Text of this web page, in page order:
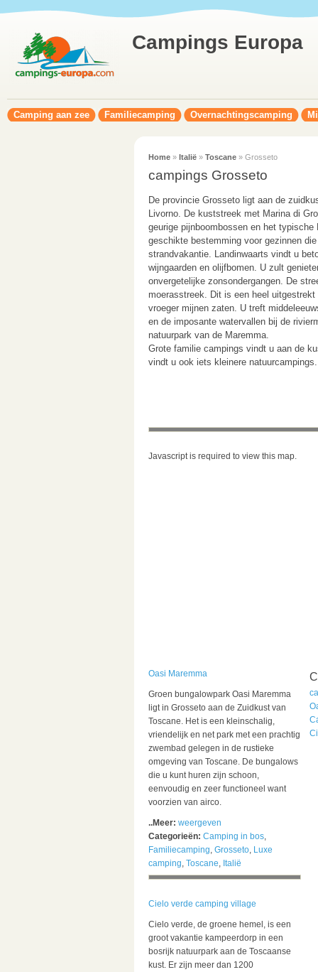
Campings Europa
Camping aan zee Familiecamping Overnachtingscamping
Home» Italië» Toscane» Grosseto
campings Grosseto
De provincie Grosseto ligt aan de
Livorno. De kuststreek met Marina di
geurige pijnboombossen en het
geschikte bestemming voor gezinnen
strandvakantie. Landinwaarts vindt u
wijngaarden en olijfbomen. U zult
onvergetelijke zonsondergangen. De
moerasstreek. Dit is een heel
vroeger mijnen zaten. U treft
en de imposante watervallen bij de
natuurpark van de Maremma.
Grote familie campings vindt u aan de
vindt u ook iets kleinere natuurcampings.
Javascript is required to view this map.
Oasi Maremma
Groen bungalowpark Oasi Maremma
ligt in Grosseto aan de Zuidkust van
Toscane. Het is een kleinschalig,
vriendelijk en net park met een prachtig
zwembad gelegen in de rustieke
omgeving van Toscane. De bungalows
die u kunt huren zijn schoon,
eenvoudig en zeer functioneel want
voorzien van airco.
..Meer: weergeven
Categorieën: Camping in bos,
Familiecamping, Grosseto, Luxe
camping, Toscane, Italië
Cielo verde camping village
Cielo verde, de groene hemel, is een
groot vakantie kampeerdorp in een
bosrijk natuurpark aan de Toscaanse
kust. Er zijn meer dan 1200